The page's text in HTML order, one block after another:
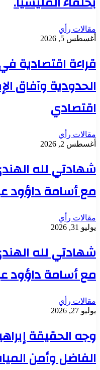
مقالات رأي
أغسطس 5, 2026
قراءة اقتصادية في
الحدودية وآفاق
اقتصادي
مقالات رأي
أغسطس 2, 2026
شهادتي لله
مع أسامة داؤود
مقالات رأي
يوليو 31, 2026
شهادتي لله
مع أسامة داؤود
مقالات رأي
يوليو 27, 2026
وجه الحقيقة
الفاضل وأمن